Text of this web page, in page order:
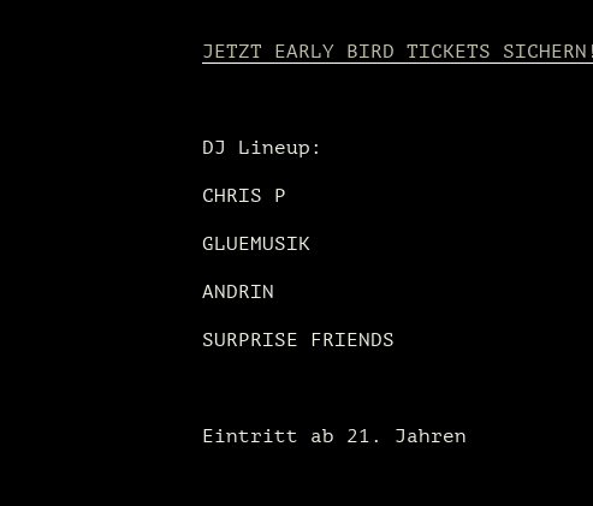
JETZT EARLY BIRD TICKETS SICHERN!
DJ Lineup:
CHRIS P
GLUEMUSIK
ANDRIN
SURPRISE FRIENDS
Eintritt ab 21. Jahren